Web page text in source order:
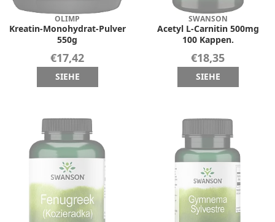
OLIMP
Kreatin-Monohydrat-Pulver
550g
€17,42
SIEHE
SWANSON
Acetyl L-Carnitin 500mg
100 Kappen.
€18,35
SIEHE